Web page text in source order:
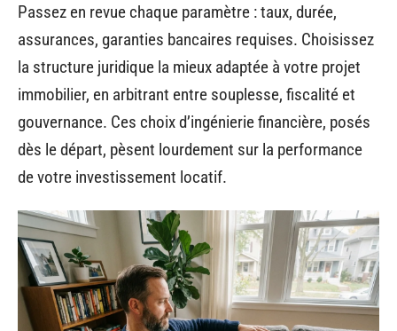
Passez en revue chaque paramètre : taux, durée,
assurances, garanties bancaires requises. Choisissez
la structure juridique la mieux adaptée à votre projet
immobilier, en arbitrant entre souplesse, fiscalité et
gouvernance. Ces choix d’ingénierie financière, posés
dès le départ, pèsent lourdement sur la performance
de votre investissement locatif.